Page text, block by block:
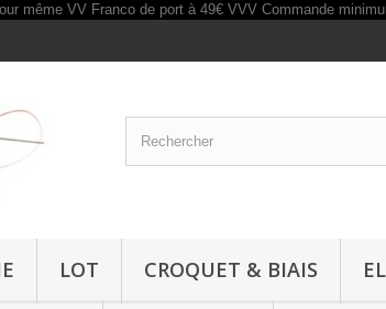
LOT CROQUET & BIAIS